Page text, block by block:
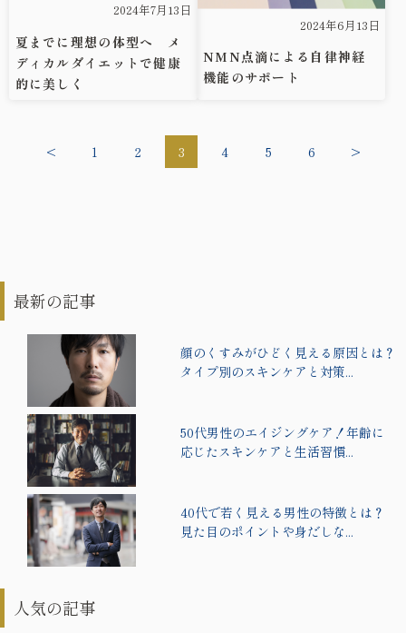
2024年7月13日
夏までに理想の体型へ メ
ディカルダイエットで健康
的に美しく
2024年6月13日
NMN点滴による自律神経
機能のサポート
< 1 2 3 4 5 6 >
最新の記事
顔のくすみがひどく見える原因とは？
タイプ別のスキンケアと対策...
50代男性のエイジングケア！年齢に
応じたスキンケアと生活習慣...
40代で若く見える男性の特徴とは？
見た目のポイントや身だしな...
人気の記事